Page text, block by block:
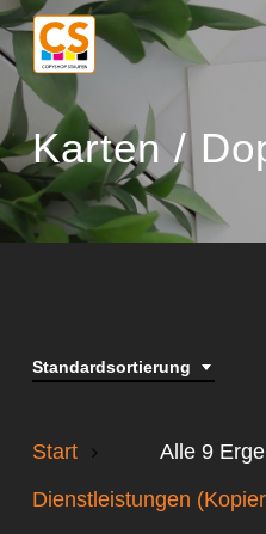
Skip
to
main
content
Karten /
Standardsortierung
Alle 9
Start
Dienstleistungen